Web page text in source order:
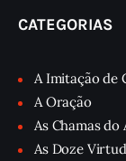
CATEGORIAS
A Imitação de
A Oração
As Chamas
As Doze